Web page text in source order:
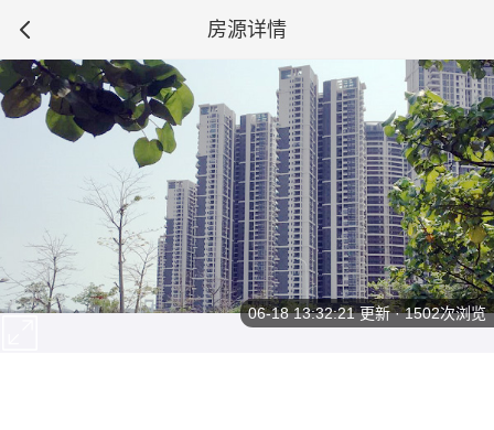
房源详情
06-18 13:32:21更新 · 1502次浏览